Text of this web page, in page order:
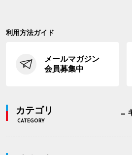
利用方法ガイド
メールマガジン
会員募集中
カテゴリ
CATEGORY